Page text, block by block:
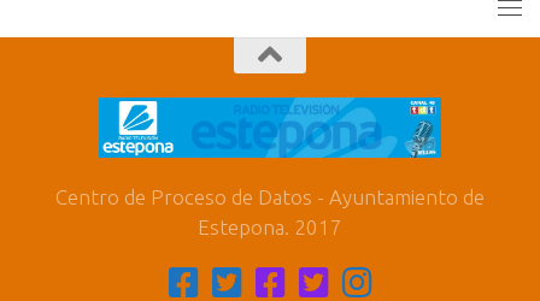
Centro de Proceso de Datos - Ayuntamiento de
Estepona. 2017